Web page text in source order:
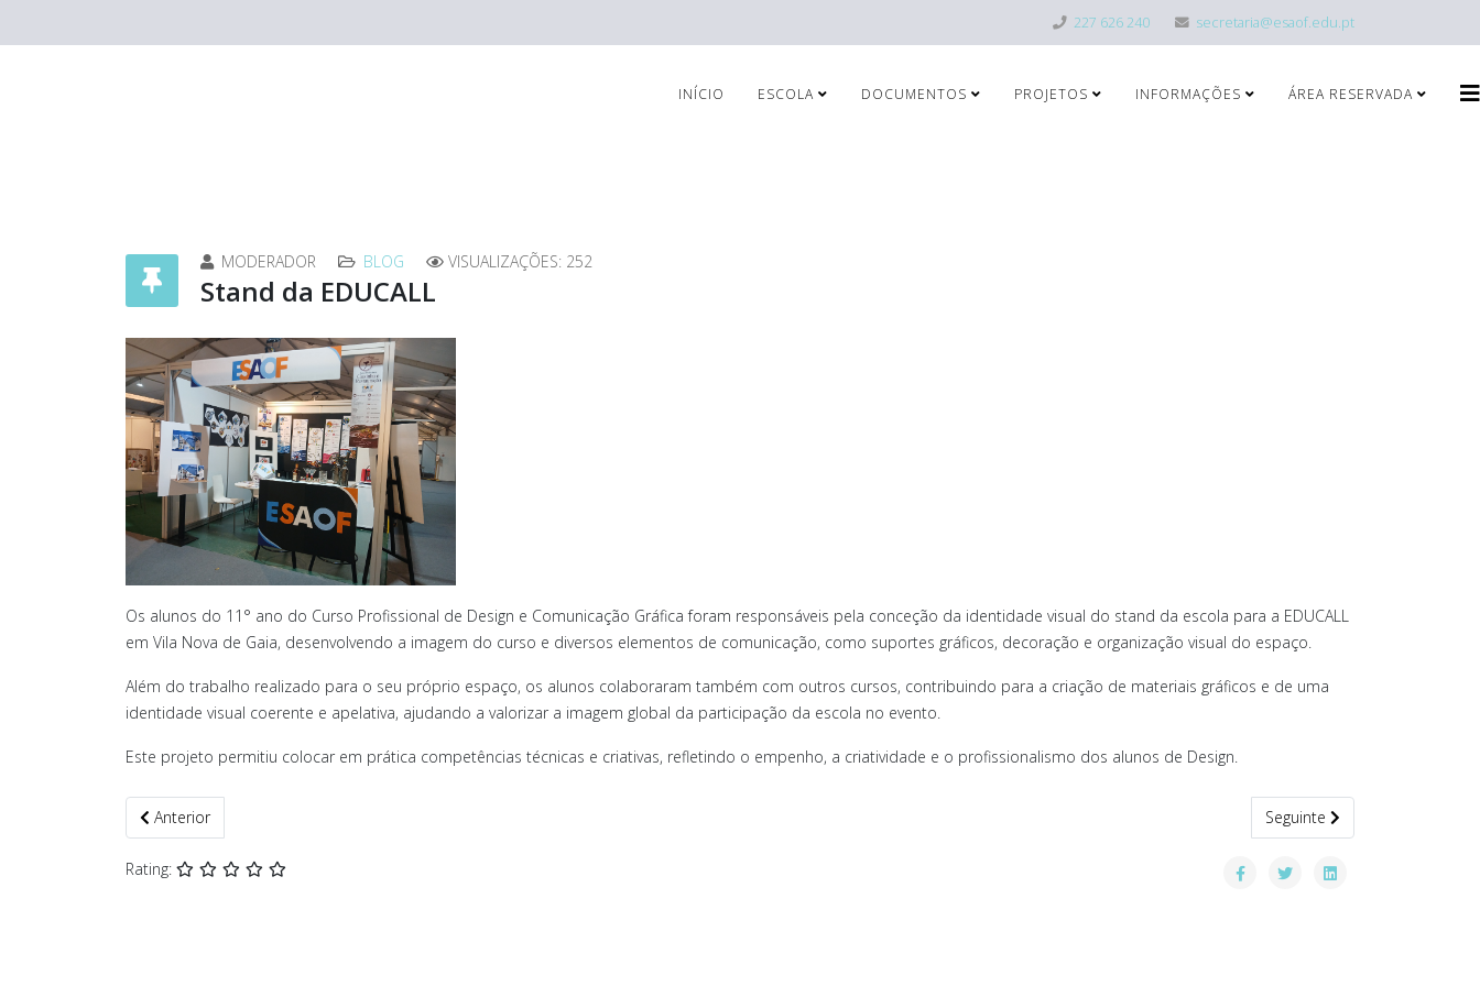
227 626 240 secretaria@esaof.edu.pt
INÍCIO ESCOLA DOCUMENTOS PROJETOS INFORMAÇÕES ÁREA RESERVADA
MODERADOR BLOG VISUALIZAÇÕES: 252
Stand da EDUCALL
Os alunos do 11° ano do Curso Profissional de Design e Comunicação Gráfica foram responsáveis pela conceção da identidade visual do stand da escola para a EDUCALL
em Vila Nova de Gaia, desenvolvendo a imagem do curso e diversos elementos de comunicação, como suportes gráficos, decoração e organização visual do espaço.
Além do trabalho realizado para o seu próprio espaço, os alunos colaboraram também com outros cursos, contribuindo para a criação de materiais gráficos e de uma
identidade visual coerente e apelativa, ajudando a valorizar a imagem global da participação da escola no evento.
Este projeto permitiu colocar em prática competências técnicas e criativas, refletindo o empenho, a criatividade e o profissionalismo dos alunos de Design.
Artigo anterior: Mantém‑te em Jogo
Anterior Artigo seguinte: Prémio
Seguinte
Rating: